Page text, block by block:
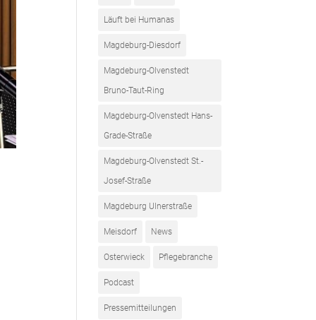
Läuft bei Humanas
Magdeburg-Diesdorf
Magdeburg-Olvenstedt
Bruno-Taut-Ring
Magdeburg-Olvenstedt Hans-
Grade-Straße
Magdeburg-Olvenstedt St.-
Josef-Straße
Magdeburg Ulnerstraße
Meisdorf News
Osterwieck Pflegebranche
Podcast
Pressemitteilungen